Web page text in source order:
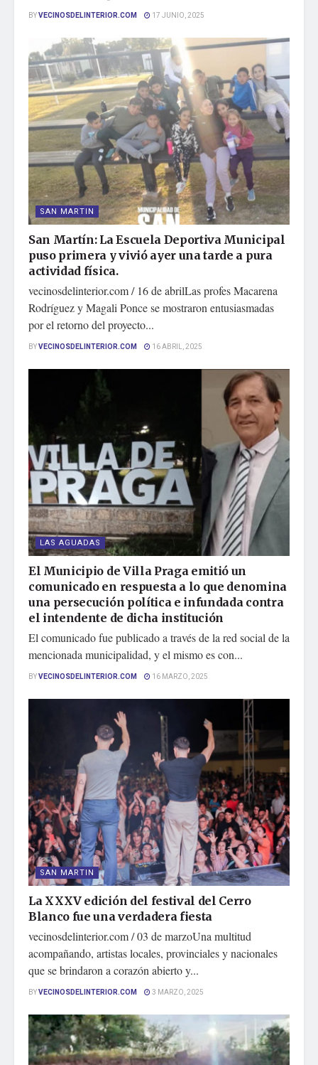
BYVECINOSDELINTERIOR.COM 17 JUNIO, 2025
SAN MARTIN
San Martín: La Escuela Deportiva Municipal
puso primera y vivió ayer una tarde a pura
actividad física.
vecinosdelinterior.com / 16 de abrilLas profes Macarena
Rodríguez y Magali Ponce se mostraron entusiasmadas
por el retorno del proyecto...
BYVECINOSDELINTERIOR.COM 16 ABRIL, 2025
LAS AGUADAS
El Municipio de Villa Praga emitió un
comunicado en respuesta a lo que denomina
una persecución política e infundada contra
el intendente de dicha institución
El comunicado fue publicado a través de la red social de la
mencionada municipalidad, y el mismo es con...
BYVECINOSDELINTERIOR.COM 16 MARZO, 2025
SAN MARTIN
La XXXV edición del festival del Cerro
Blanco fue una verdadera fiesta
vecinosdelinterior.com / 03 de marzoUna multitud
acompañando, artistas locales, provinciales y nacionales
que se brindaron a corazón abierto y...
BYVECINOSDELINTERIOR.COM 3 MARZO, 2025